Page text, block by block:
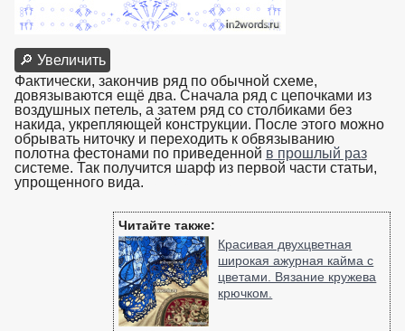
🔎 Увеличить
Фактически, закончив ряд по обычной схеме,
довязываются ещё два. Сначала ряд с цепочками из
воздушных петель, а затем ряд со столбиками без
накида, укрепляющей конструкции. После этого можно
обрывать ниточку и переходить к обвязыванию
полотна фестонами по приведенной в прошлый раз
системе. Так получится шарф из первой части статьи,
упрощенного вида.
Читайте также:
Красивая двухцветная
широкая ажурная кайма с
цветами. Вязание кружева
крючком.